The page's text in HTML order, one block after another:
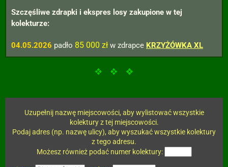
Szczęśliwe zdrapki i ekspres losy zakupione w tej
kolekturze:
04.05.2026 padło 85 000 zł w zdrapce KRZYŻÓWKA XL
Uzupełnij nazwę miejscowości, aby wylistować wszystkie
kolektury z tej miejscowości.
Podaj adres (np. nazwę ulicy), aby wyszukać wszystkie kolektury
z tego adresu.
Możesz również podać numer kolektury: